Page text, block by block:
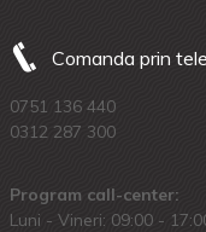
Comanda prin
0751 136 440
0312 287 300
Program call-center:
Luni - Vineri: 09:00 -